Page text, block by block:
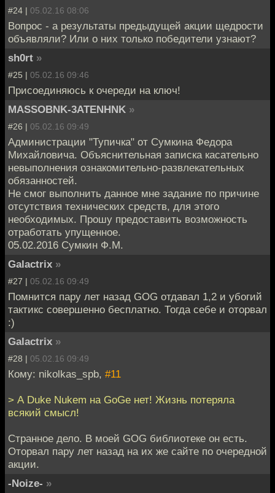
#24 | 05.02.16 08:06
Вопрос - а результаты предыдущей акции щедрости
объявляли? Или о них только победители узнают?
sh0rt »
#25 | 05.02.16 09:46
Присоединяюсь к очереди на ключ!
MASSOBNK-3ATENHNK »
#26 | 05.02.16 09:49
Администрации "Тупичка" от Сумкина Федора
Михайловича. Объяснительная записка касательно
невыполнения ознакомительно-развлекательных
обязанностей.
Не смог выполнить данное мне задание по причине
отсутствия технических средств, для этого
необходимых. Прошу предоставить возможность
отработать упущенное.
05.02.2016 Сумкин Ф.М.
Galactrix »
#27 | 05.02.16 09:49
Помнится пару лет назад GOG отдавал 1,2 и убогий
тактикс совершенно бесплатно. Тогда себе и оторвал
:)
Galactrix »
#28 | 05.02.16 09:49
Кому: nikolkas_spb, #11
> А Duke Nukem на GoGe нет! Жизнь потеряла
всякий смысл!
Странное дело. В моей GOG библиотеке он есть.
Оторвал пару лет назад на их же сайте по очередной
акции.
-Noize- »